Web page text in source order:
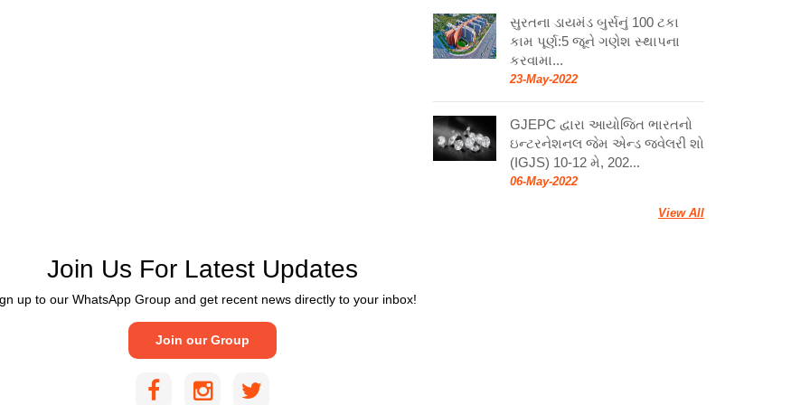
સુરતના ડાયમંડ બુર્સનું 100 ટકા
કામ પૂર્ણ:5 જૂને ગણેશ સ્થાપના
કરવામા...
23-May-2022
GJEPC દ્વારા આયોજિત ભારતનો
ઇન્ટરનેશનલ જેમ એન્ડ જ્વેલરી શો
(IGJS) 10-12 મે, 202...
06-May-2022
View All
Join Us For Latest Updates
up to our WhatsApp Group and get recent news directly to your inbox!
Join our Group